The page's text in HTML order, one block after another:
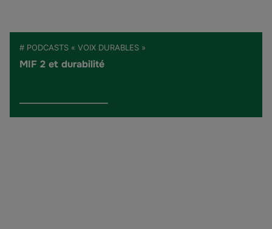
# PODCASTS « VOIX DURABLES »
MIF 2 et durabilité